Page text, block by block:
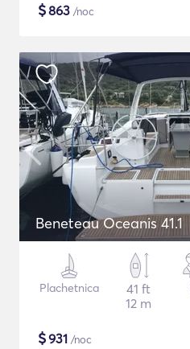
$863 /noc
Beneteau Oceanis 41.1
Plachetnica
41 ft
12 m
$931 /noc